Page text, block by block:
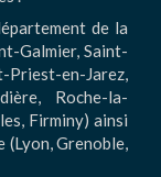
de la
Galmier, Saint-
en-Jarez,
Roche-la-
Firminy) ainsi
(Lyon, Grenoble,